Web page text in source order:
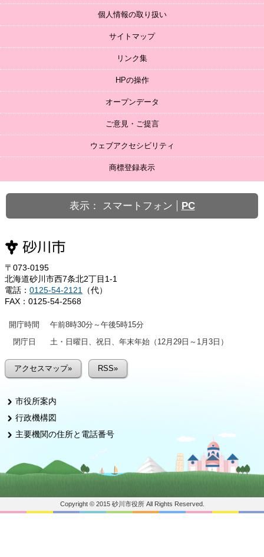
個人情報の取り扱い
サイトマップ
リンク集
HPの操作
オープンデータ
ご意見・ご提言
ウェブアクセシビリティ
商標登録表示
表示： スマートフォン PC
〒073-0195
北海道砂川市西7条北2丁目1-1
電話： 0125-54-2121
（代）
FAX：0125-54-2568
開庁時間
午前8時30分～午後5時15分
閉庁日
土・日曜日、祝日、年末年始（12月29日～1月3日）
アクセスマップ» RSS»
市役所案内
行政機構図
主要機関の住所と電話番号
Copyright © 2015 砂川市役所 All Rights Reserved.